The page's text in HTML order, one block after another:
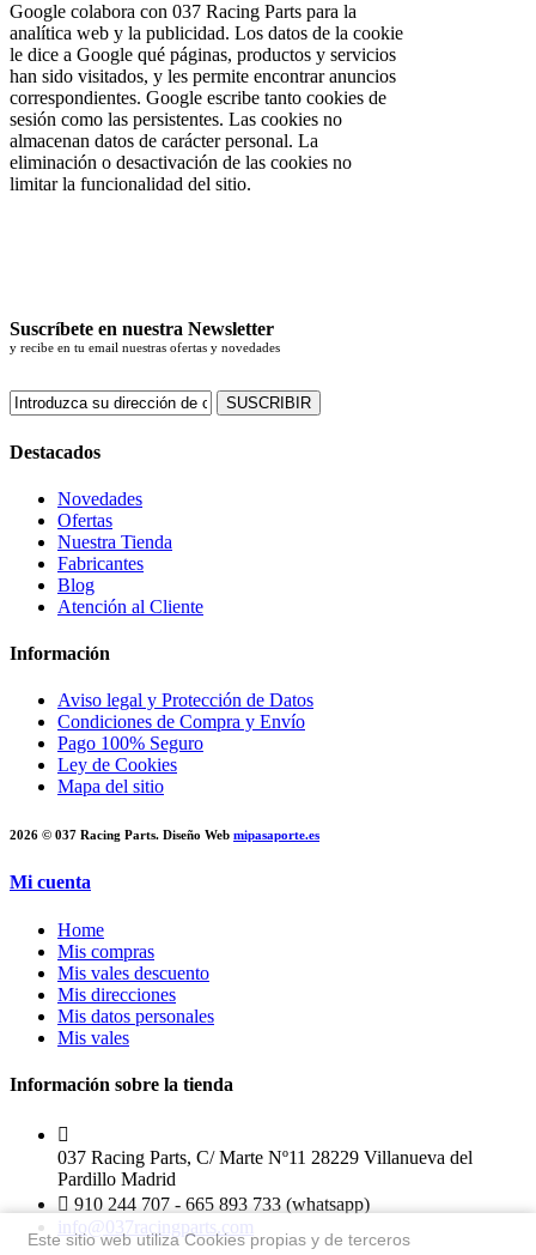
Google colabora con 037 Racing Parts para la
analítica web y la publicidad. Los datos de la cookie
le dice a Google qué páginas, productos y servicios
han sido visitados, y les permite encontrar anuncios
correspondientes. Google escribe tanto cookies de
sesión como las persistentes. Las cookies no
almacenan datos de carácter personal. La
eliminación o desactivación de las cookies no
limitar la funcionalidad del sitio.
Suscríbete en nuestra Newsletter
y recibe en tu email nuestras ofertas y novedades
SUSCRIBIR
Destacados
Novedades
Ofertas
Nuestra Tienda
Fabricantes
Blog
Atención al Cliente
Información
Aviso legal y Protección de Datos
Condiciones de Compra y Envío
Pago 100% Seguro
Ley de Cookies
Mapa del sitio
2026 © 037 Racing Parts. Diseño Web mipasaporte.es
Mi cuenta
Home
Mis compras
Mis vales descuento
Mis direcciones
Mis datos personales
Mis vales
Información sobre la tienda
037 Racing Parts, C/ Marte Nº11 28229 Villanueva del
Pardillo Madrid
910 244 707 - 665 893 733 (whatsapp)
info@037racingparts.com
Este sitio web utiliza Cookies propias y de terceros